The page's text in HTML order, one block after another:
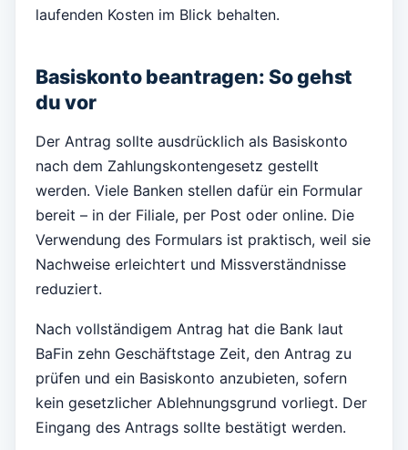
laufenden Kosten im Blick behalten.
Basiskonto beantragen: So gehst
du vor
Der Antrag sollte ausdrücklich als Basiskonto
nach dem Zahlungskontengesetz gestellt
werden. Viele Banken stellen dafür ein Formular
bereit – in der Filiale, per Post oder online. Die
Verwendung des Formulars ist praktisch, weil sie
Nachweise erleichtert und Missverständnisse
reduziert.
Nach vollständigem Antrag hat die Bank laut
BaFin zehn Geschäftstage Zeit, den Antrag zu
prüfen und ein Basiskonto anzubieten, sofern
kein gesetzlicher Ablehnungsgrund vorliegt. Der
Eingang des Antrags sollte bestätigt werden.